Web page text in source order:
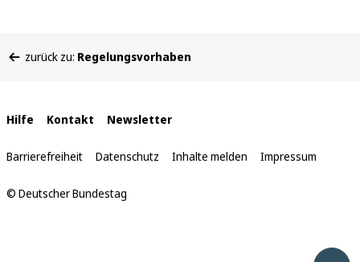
befinden
zurück zu: Regelungsvorhaben
Interne
Links
Hilfe Kontakt Newsletter
Barrierefreiheit Datenschutz Inhalte melden Impressum
© Deutscher Bundestag